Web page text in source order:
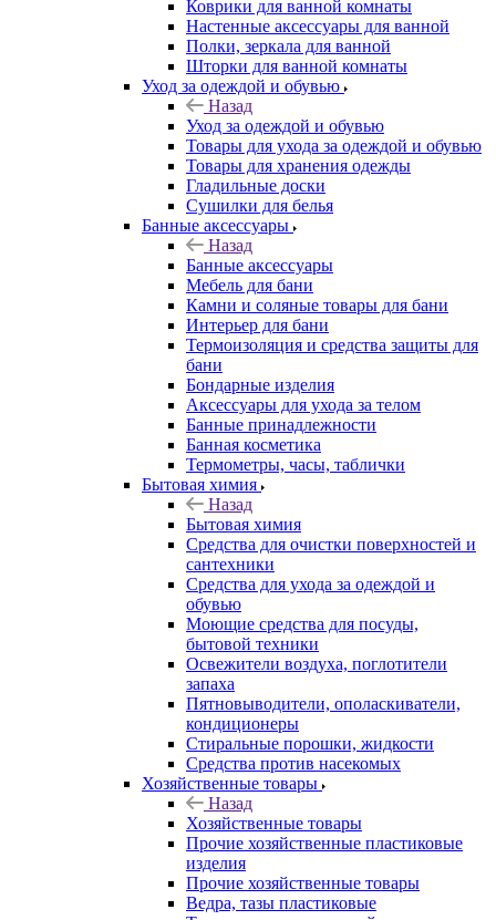
Коврики для ванной комнаты
Настенные аксессуары для ванной
Полки, зеркала для ванной
Шторки для ванной комнаты
Уход за одеждой и обувью
Назад
Уход за одеждой и обувью
Товары для ухода за одеждой и обувью
Товары для хранения одежды
Гладильные доски
Сушилки для белья
Банные аксессуары
Назад
Банные аксессуары
Мебель для бани
Камни и соляные товары для бани
Интерьер для бани
Термоизоляция и средства защиты для
бани
Бондарные изделия
Аксеcсуары для ухода за телом
Банные принадлежности
Банная косметика
Термометры, часы, таблички
Бытовая химия
Назад
Бытовая химия
Средства для очистки поверхностей и
сантехники
Средства для ухода за одеждой и
обувью
Моющие средства для посуды,
бытовой техники
Освежители воздуха, поглотители
запаха
Пятновыводители, ополаскиватели,
кондиционеры
Стиральные порошки, жидкости
Средства против насекомых
Хозяйственные товары
Назад
Хозяйственные товары
Прочие хозяйственные пластиковые
изделия
Прочие хозяйственные товары
Ведра, тазы пластиковые